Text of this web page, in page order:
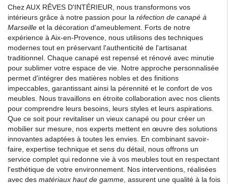
Chez AUX RÊVES D'INTÉRIEUR, nous transformons vos
intérieurs grâce à notre passion pour la réfection de canapé à
Marseille et la décoration d'ameublement. Forts de notre
expérience à Aix-en-Provence, nous utilisons des techniques
modernes tout en préservant l'authenticité de l'artisanat
traditionnel. Chaque canapé est repensé et rénové avec minutie
pour sublimer votre espace de vie. Notre approche personnalisée
permet d'intégrer des matières nobles et des finitions
impeccables, garantissant ainsi la pérennité et le confort de vos
meubles. Nous travaillons en étroite collaboration avec nos clients
pour comprendre leurs besoins, leurs styles et leurs aspirations.
Que ce soit pour revitaliser un vieux canapé ou pour créer un
mobilier sur mesure, nos experts mettent en œuvre des solutions
innovantes adaptées à toutes les envies. En combinant savoir-
faire, expertise technique et sens du détail, nous offrons un
service complet qui redonne vie à vos meubles tout en respectant
l'esthétique de votre environnement. Nos interventions, réalisées
avec des matériaux haut de gamme , assurent une qualité à la fois